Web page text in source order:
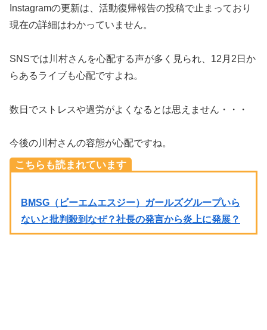
Instagramの更新は、活動復帰報告の投稿で止まっており
現在の詳細はわかっていません。
SNSでは川村さんを心配する声が多く見られ、12月2日か
らあるライブも心配ですよね。
数日でストレスや過労がよくなるとは思えません・・・
今後の川村さんの容態が心配ですね。
こちらも読まれています
BMSG（ビーエムエスジー）ガールズグループいら
ないと批判殺到なぜ？社長の発言から炎上に発展？